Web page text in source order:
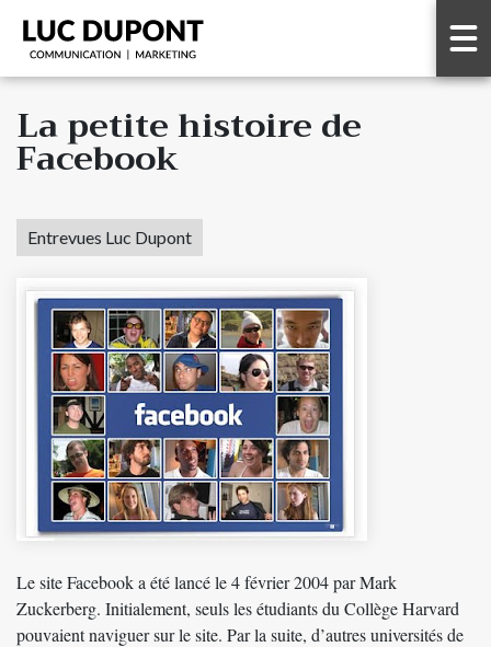
La petite histoire de
Facebook
Entrevues Luc Dupont
Le site Facebook a été lancé le 4 février 2004 par Mark
Zuckerberg. Initialement, seuls les étudiants du Collège Harvard
pouvaient naviguer sur le site. Par la suite, d’autres universités de